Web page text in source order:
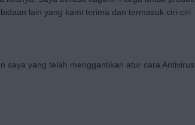
lain yang kami terima dan termasuk ciri-ciri
saya yang telah menggantikan atur cara Antivirus